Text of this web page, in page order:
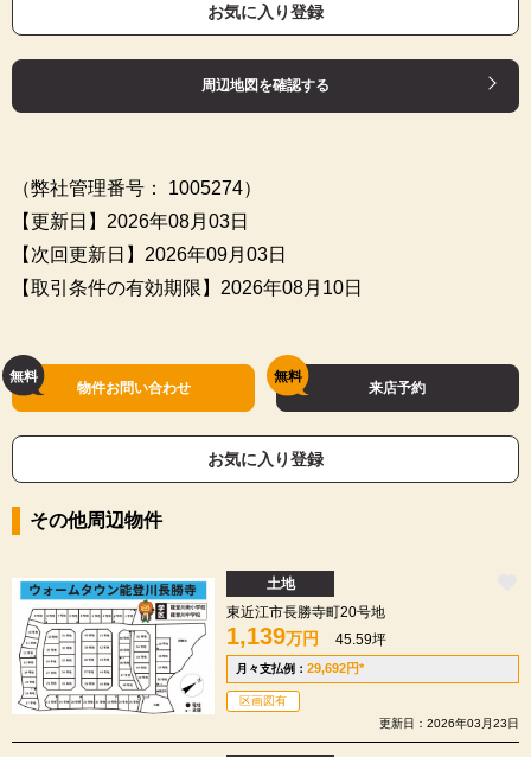
お気に入り登録
周辺地図を確認する
（弊社管理番号： 1005274）
【更新日】2026年08月03日
【次回更新日】2026年09月03日
【取引条件の有効期限】2026年08月10日
物件お問い合わせ 来店予約
お気に入り登録
その他周辺物件
土地
東近江市長勝寺町20号地
1,139万円 45.59坪
月々支払例：29,692円*
区画図有
更新日：2026年03月23日